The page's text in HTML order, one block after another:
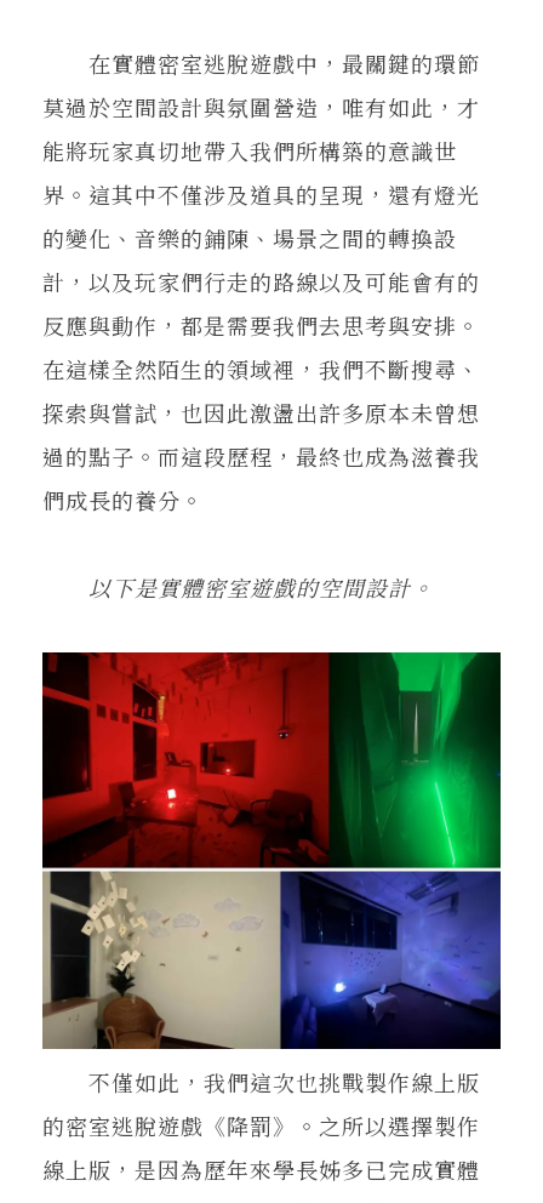
在實體密室逃脫遊戲中，最關鍵的環節
莫過於空間設計與氛圍營造，唯有如此，才
能將玩家真切地帶入我們所構築的意識世
界。這其中不僅涉及道具的呈現，還有燈光
的變化、音樂的鋪陳、場景之間的轉換設
計，以及玩家們行走的路線以及可能會有的
反應與動作，都是需要我們去思考與安排。
在這樣全然陌生的領域裡，我們不斷搜尋、
探索與嘗試，也因此激盪出許多原本未曾想
過的點子。而這段歷程，最終也成為滋養我
們成長的養分。
以下是實體密室遊戲的空間設計。
不僅如此，我們這次也挑戰製作線上版
的密室逃脫遊戲《降罰》。之所以選擇製作
線上版，是因為歷年來學長姊多已完成實體